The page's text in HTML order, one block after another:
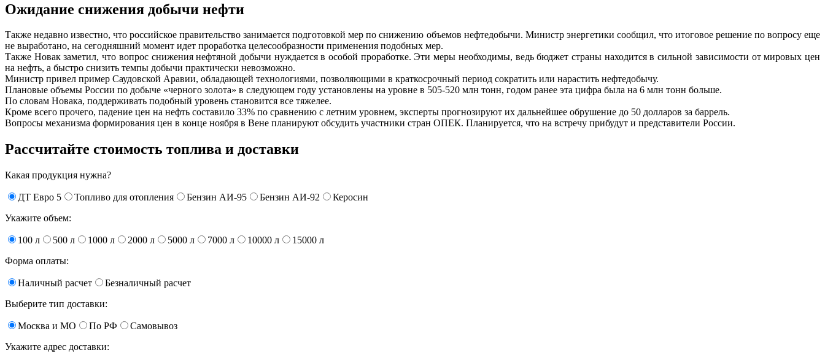
Ожидание снижения добычи нефти
Также недавно известно, что российское правительство занимается подготовкой мер по снижению объемов нефтедобычи. Министр энергетики сообщил, что итоговое решение по вопросу еще
не выработано, на сегодняшний момент идет проработка целесообразности применения подобных мер.
Также Новак заметил, что вопрос снижения нефтяной добычи нуждается в особой проработке. Эти меры необходимы, ведь бюджет страны находится в сильной зависимости от мировых цен
на нефть, а быстро снизить темпы добычи практически невозможно.
Министр привел пример Саудовской Аравии, обладающей технологиями, позволяющими в краткосрочный период сократить или нарастить нефтедобычу.
Плановые объемы России по добыче «черного золота» в следующем году установлены на уровне в 505-520 млн тонн, годом ранее эта цифра была на 6 млн тонн больше.
По словам Новака, поддерживать подобный уровень становится все тяжелее.
Кроме всего прочего, падение цен на нефть составило 33% по сравнению с летним уровнем, эксперты прогнозируют их дальнейшее обрушение до 50 долларов за баррель.
Вопросы механизма формирования цен в конце ноября в Вене планируют обсудить участники стран ОПЕК. Планируется, что на встречу прибудут и представители России.
Рассчитайте стоимость топлива и доставки
Какая продукция нужна?
ДТ Евро 5 Топливо для отопления Бензин АИ-95 Бензин АИ-92
Керосин
Укажите объем:
100 л 500 л 1000 л 2000 л 5000 л 7000 л 10000 л
15000 л
Форма оплаты:
Наличный расчет
Безналичный расчет
Выберите тип доставки:
Москва и МО По РФ
Самовывоз
Укажите адрес доставки: